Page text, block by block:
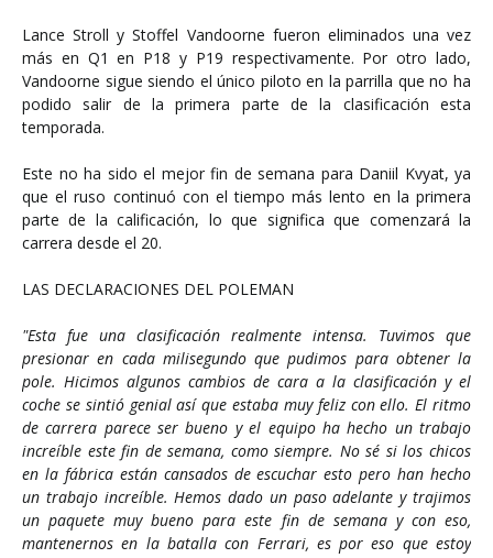
Lance Stroll y Stoffel Vandoorne fueron eliminados una vez
más en Q1 en P18 y P19 respectivamente. Por otro lado,
Vandoorne sigue siendo el único piloto en la parrilla que no ha
podido salir de la primera parte de la clasificación esta
temporada.
Este no ha sido el mejor fin de semana para Daniil Kvyat, ya
que el ruso continuó con el tiempo más lento en la primera
parte de la calificación, lo que significa que comenzará la
carrera desde el 20.
LAS DECLARACIONES DEL POLEMAN
"Esta fue una clasificación realmente intensa. Tuvimos que
presionar en cada milisegundo que pudimos para obtener la
pole. Hicimos algunos cambios de cara a la clasificación y el
coche se sintió genial así que estaba muy feliz con ello. El ritmo
de carrera parece ser bueno y el equipo ha hecho un trabajo
increíble este fin de semana, como siempre. No sé si los chicos
en la fábrica están cansados de escuchar esto pero han hecho
un trabajo increíble. Hemos dado un paso adelante y trajimos
un paquete muy bueno para este fin de semana y con eso,
mantenernos en la batalla con Ferrari, es por eso que estoy